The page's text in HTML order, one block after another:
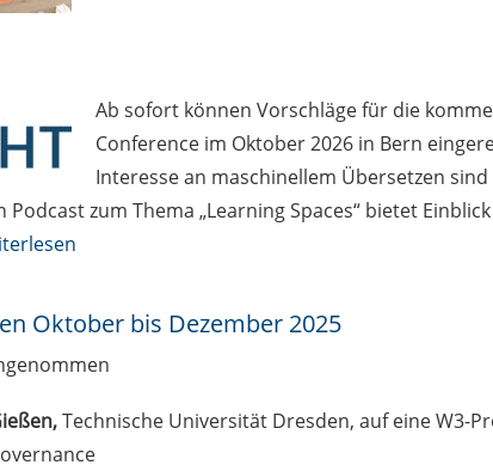
Ab sofort können Vorschläge für die
Conference im Oktober 2026 in Bern
Interesse an maschinellem Übersetzen
Podcast zum Thema „Learning Spaces“ bietet
Oktober bis Dezember 2025
Technische Universität Dresden, auf eine W3-